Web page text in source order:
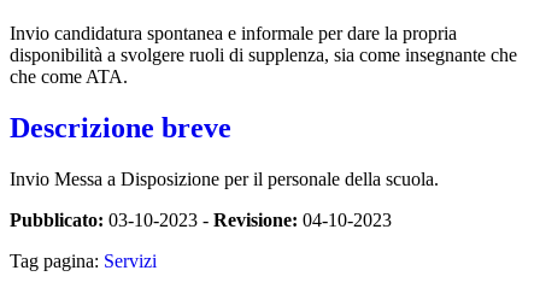
Invio candidatura spontanea e informale per dare la propria
disponibilità a svolgere ruoli di supplenza, sia come insegnante che
che come ATA.
Descrizione breve
Invio Messa a Disposizione per il personale della scuola.
Pubblicato: 03-10-2023 - Revisione: 04-10-2023
Tag pagina: Servizi